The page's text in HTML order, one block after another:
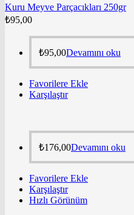
Kuru Meyve Parçacıkları 250gr
₺95,00
₺95,00Devamını oku
Favorilere Ekle
Karşılaştır
₺176,00Devamını oku
Favorilere Ekle
Karşılaştır
Hızlı Görünüm